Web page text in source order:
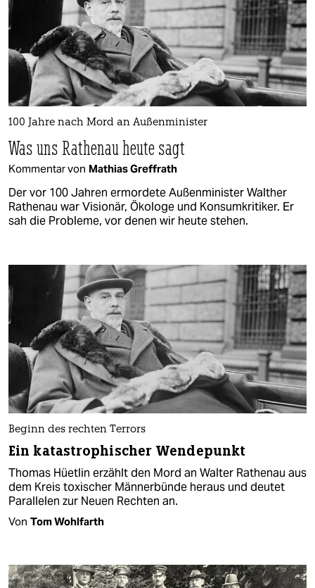
100 Jahre nach Mord an Außenminister
Was uns Rathenau heute sagt
Kommentar von Mathias Greffrath
Der vor 100 Jahren ermordete Außenminister Walther
Rathenau war Visionär, Ökologe und Konsumkritiker. Er
sah die Probleme, vor denen wir heute stehen.
Beginn des rechten Terrors
Ein katastrophischer Wendepunkt
Thomas Hüetlin erzählt den Mord an Walter Rathenau aus
dem Kreis toxischer Männerbünde heraus und deutet
Parallelen zur Neuen Rechten an.
Von Tom Wohlfarth